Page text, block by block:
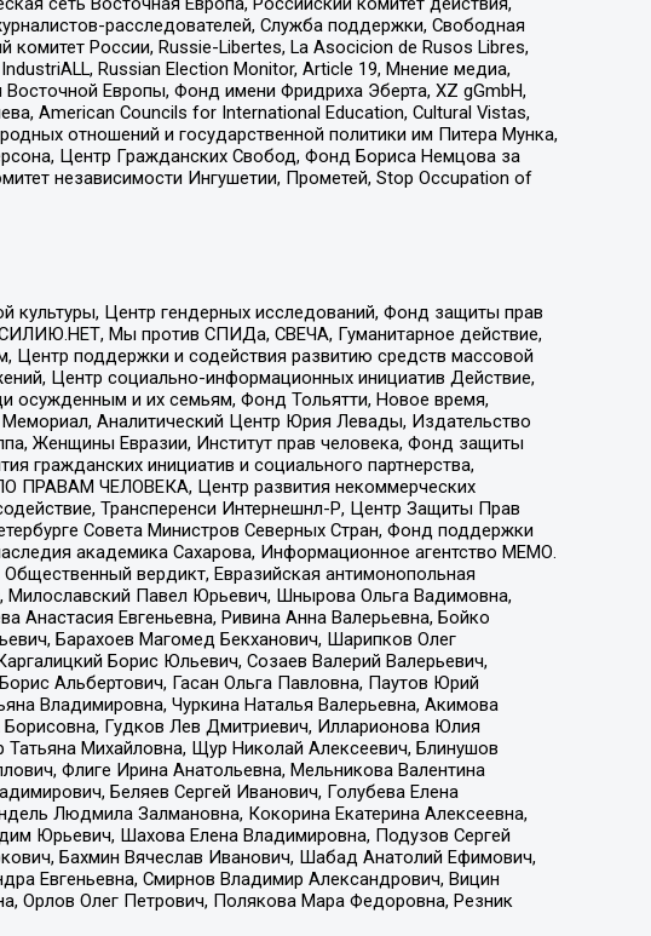
расследователей, Служба поддержки, Свободная
России, Russie-Libertes, La Asocicion de Rusos Libres,
Russian Election Monitor, Article 19, Мнение медиа,
Европы, Фонд имени Фридриха Эберта, XZ gGmbH,
American Councils for International Education, Cultural Vistas,
отношений и государственной политики им Питера Мунка,
Центр Гражданских Свобод, Фонд Бориса Немцова за
независимости Ингушетии, Прометей, Stop Occupation of
культуры, Центр гендерных исследований, Фонд защиты прав
Мы против СПИДа, СВЕЧА, Гуманитарное действие,
Центр поддержки и содействия развитию средств массовой
Центр социально-информационных инициатив Действие,
осужденным и их семьям, Фонд Тольятти, Новое время,
Мемориал, Аналитический Центр Юрия Левады, Издательство
Женщины Евразии, Институт прав человека, Фонд защиты
гражданских инициатив и социального партнерства,
ПРАВАМ ЧЕЛОВЕКА, Центр развития некоммерческих
Трансперенси Интернешнл-Р, Центр Защиты Прав
Совета Министров Северных Стран, Фонд поддержки
академика Сахарова, Информационное агентство МЕМО.
вердикт, Евразийская антимонопольная
Милославский Павел Юрьевич, Шнырова Ольга Вадимовна,
Анастасия Евгеньевна, Ривина Анна Валерьевна, Бойко
Барахоев Магомед Бекханович, Шарипков Олег
Борис Юльевич, Созаев Валерий Валерьевич,
Альбертович, Гасан Ольга Павловна, Паутов Юрий
Владимировна, Чуркина Наталья Валерьевна, Акимова
Борисовна, Гудков Лев Дмитриевич, Илларионова Юлия
Михайловна, Щур Николай Алексеевич, Блинушов
Флиге Ирина Анатольевна, Мельникова Валентина
Беляев Сергей Иванович, Голубева Елена
Людмила Залмановна, Кокорина Екатерина Алексеевна,
Юрьевич, Шахова Елена Владимировна, Подузов Сергей
Бахмин Вячеслав Иванович, Шабад Анатолий Ефимович,
Евгеньевна, Смирнов Владимир Александрович, Вицин
Орлов Олег Петрович, Полякова Мара Федоровна, Резник